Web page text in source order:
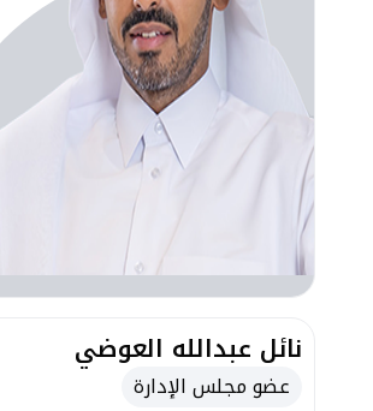
نائل عبدالله العوضي
عضو مجلس الإدارة